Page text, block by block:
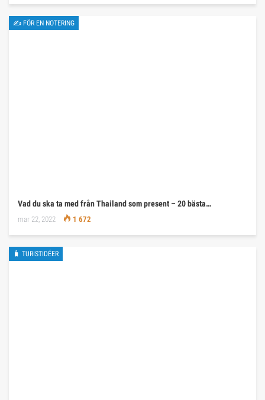
✍ FÖR EN NOTERING
Vad du ska ta med från Thailand som present – 20 bästa…
mar 22, 2022 1 672
🧳 TURISTIDÉER